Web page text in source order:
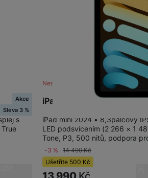
Akce
Sleva 3 %
s
iPad mini Wi-Fi 128GB -
Není skladem
iPad mini 2024 • 8,3palcový
LED podsvícením (2 266 × 1
Tone, P3, 500 nitů, podpora
-3 % 14 490Kč
Ušetříte 500 Kč